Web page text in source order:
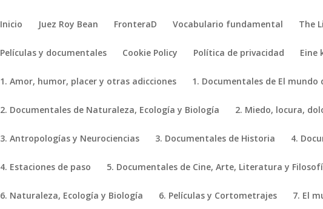
Inicio Juez Roy Bean FronteraD Vocabulario fundamental The
Películas y documentales Cookie Policy Política de privacidad Eine
1. Amor, humor, placer y otras adicciones 1. Documentales de El mundo
2. Documentales de Naturaleza, Ecología y Biología 2. Miedo, locura,
3. Antropologías y Neurociencias 3. Documentales de Historia 4.
4. Estaciones de paso 5. Documentales de Cine, Arte, Literatura y
6. Naturaleza, Ecología y Biología 6. Películas y Cortometrajes 7. El